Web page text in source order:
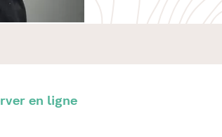
en ligne